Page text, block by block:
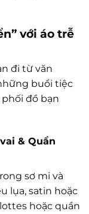
với áo trễ
đi từ văn
buổi tiệc
đồ bạn
& Quần
sơ mi và
lụa, satin hoặc
hoặc quần